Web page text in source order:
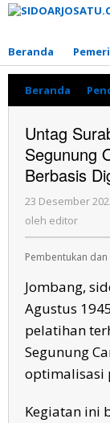
Lewati
Beranda
Beranda
Untag
Segunung
Berbasis
23 Desember
oleh editor
Pembentukan
Jombang,
Agustus
pelatihan
Segunung
optimalisasi
Kegiatan ini